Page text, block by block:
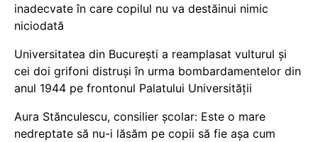
inadecvate în care copilul nu va destăinui nimic
niciodată
Universitatea din București a reamplasat vulturul și
cei doi grifoni distruși în urma bombardamentelor din
anul 1944 pe frontonul Palatului Universității
Aura Stănculescu, consilier școlar: Este o mare
nedreptate să nu-i lăsăm pe copii să fie așa cum